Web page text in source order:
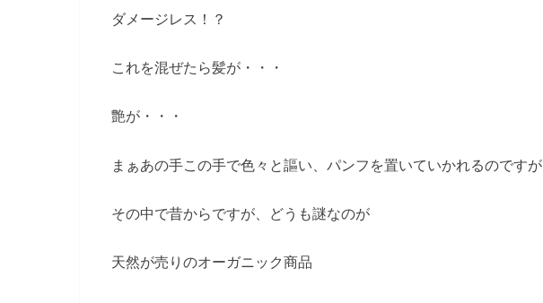
ダメージレス！？
これを混ぜたら髪が・・・
艶が・・・
まぁあの手この手で色々と謳い、パンフを置いていかれるのですが
その中で昔からですが、どうも謎なのが
天然が売りのオーガニック商品